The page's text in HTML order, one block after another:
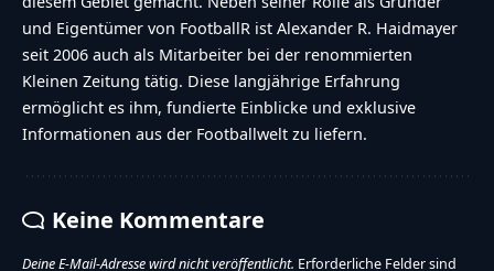
und Eigentümer von FootballR ist Alexander R. Haidmayer
seit 2006 auch als Mitarbeiter bei der renommierten
Kleinen Zeitung tätig. Diese langjährige Erfahrung
ermöglicht es ihm, fundierte Einblicke und exklusive
Informationen aus der Footballwelt zu liefern.
Keine Kommentare
Deine E-Mail-Adresse wird nicht veröffentlicht. Erforderliche Felder sind